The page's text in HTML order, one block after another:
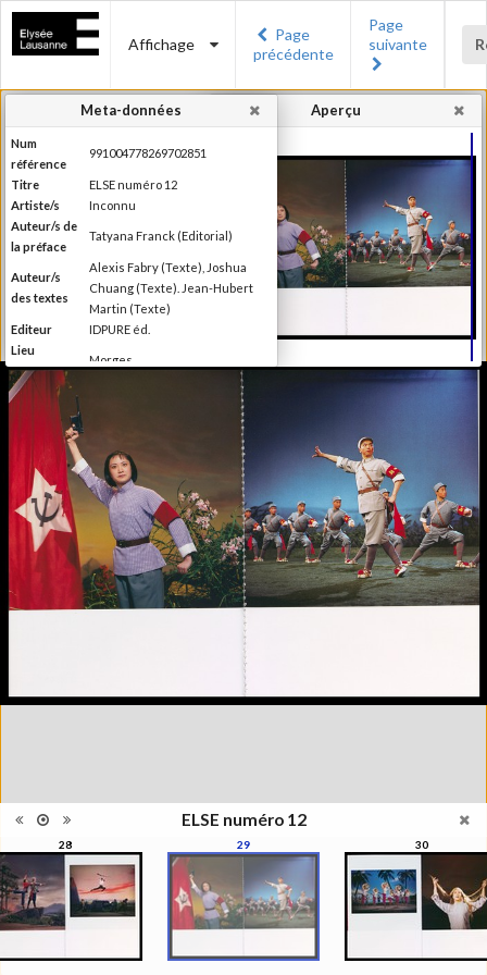
Affichage
Page
précédente
Page
suivante
ELSE numéro 12
28 29 30
Aperçu
Meta-données
Num
référence
991004778269702851
Titre
ELSE numéro 12
Artiste/s
Inconnu
Auteur/s de
la préface
Tatyana Franck (Editorial)
Auteur/s
des textes
Alexis Fabry (Texte), Joshua
Chuang (Texte). Jean-Hubert
Martin (Texte)
Editeur
IDPURE éd.
Lieu
d'édition
Morges
Date
d'édition
Information
édition
l'Elysée Else se définit comme
étant un magazine de "l'autre"
photographie, la photographie
qui ne s'appréhende pas
seulement pour elle-même,
mais se manisfeste en séries,
en collections, regroupées par
le regard du photographe, de
commissaire, du collectionneur
reliure
Format
32,5 x 23,5 cm
Langues
Français, Anglais
ISBN/ISSN